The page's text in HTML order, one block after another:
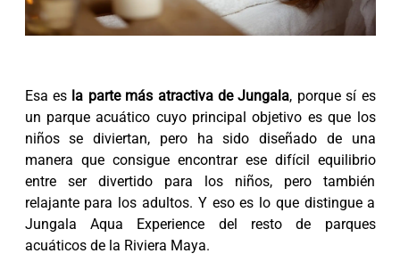
Esa es la parte más atractiva de Jungala, porque sí es
un parque acuático cuyo principal objetivo es que los
niños se diviertan, pero ha sido diseñado de una
manera que consigue encontrar ese difícil equilibrio
entre ser divertido para los niños, pero también
relajante para los adultos. Y eso es lo que distingue a
Jungala Aqua Experience del resto de parques
acuáticos de la Riviera Maya.